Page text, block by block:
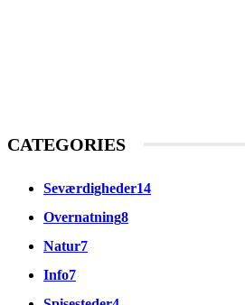
CATEGORIES
Seværdigheder14
Overnatning8
Natur7
Info7